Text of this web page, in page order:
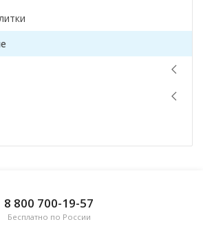
8 800 700-19-57
Бесплатно по России